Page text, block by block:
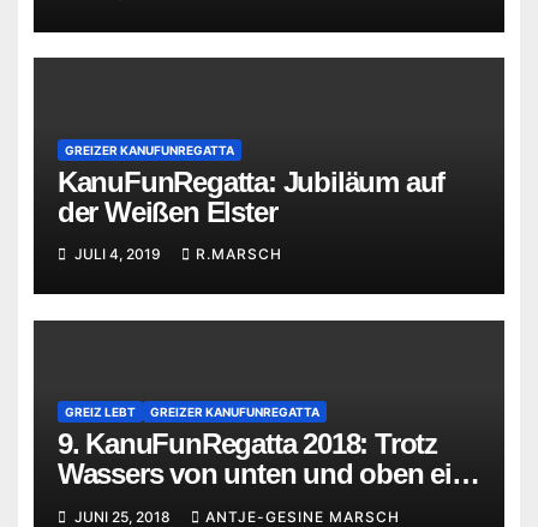
GREIZER KANUFUNREGATTA
KanuFunRegatta: Jubiläum auf
der Weißen Elster
JULI 4, 2019 R.MARSCH
GREIZ LEBT GREIZER KANUFUNREGATTA
9. KanuFunRegatta 2018: Trotz
Wassers von unten und oben ein
Erfolg
JUNI 25, 2018 ANTJE-GESINE MARSCH